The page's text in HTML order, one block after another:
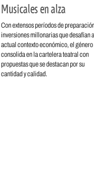
Musicales en alza
Con extensos períodos de
inversiones millonarias que desafían
actual contexto económico, el género
consolida en la cartelera teatral con
propuestas que se destacan por su
cantidad y calidad.